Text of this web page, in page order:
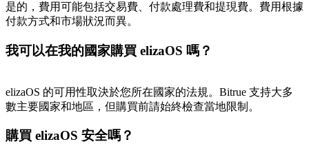
是的，費用可能包括交易費、付款處理費和提現費。費用根據
付款方式和市場狀況而異。
我可以在我的國家購買 elizaOS 嗎？
elizaOS 的可用性取決於您所在國家的法規。Bitrue 支持大多
數主要國家和地區，但購買前請始終檢查當地限制。
購買 elizaOS 安全嗎？